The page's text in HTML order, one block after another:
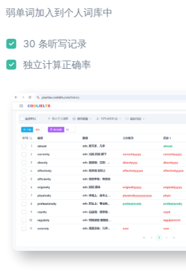
弱单词加入到个人词库中
30 条听写记录
独立计算正确率